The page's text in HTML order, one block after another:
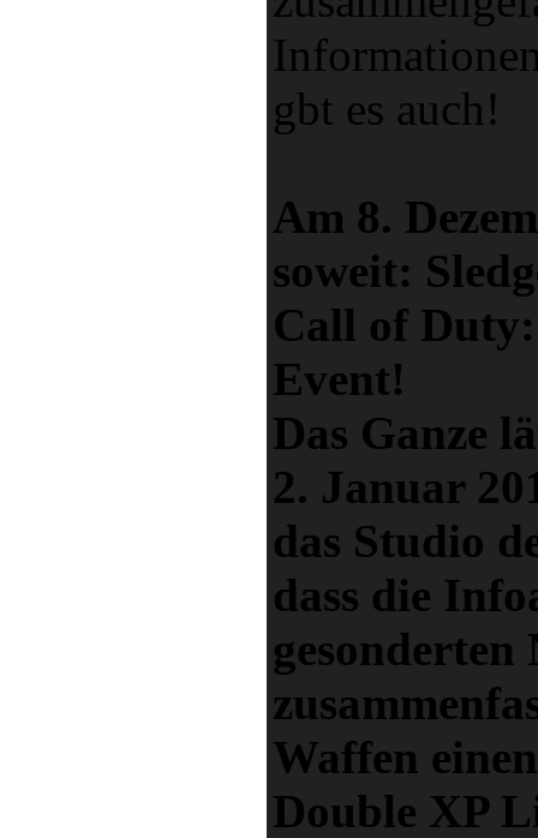
gbt es auch!
Am 8.
soweit:
Call of
Event!
Das Ganze
2. Januar
das Studio
dass die
gesonderten
Waffen
Double XP